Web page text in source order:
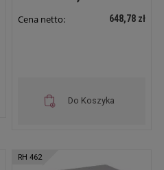
Cena netto: 648,78 zł
Do Koszyka
RH 462